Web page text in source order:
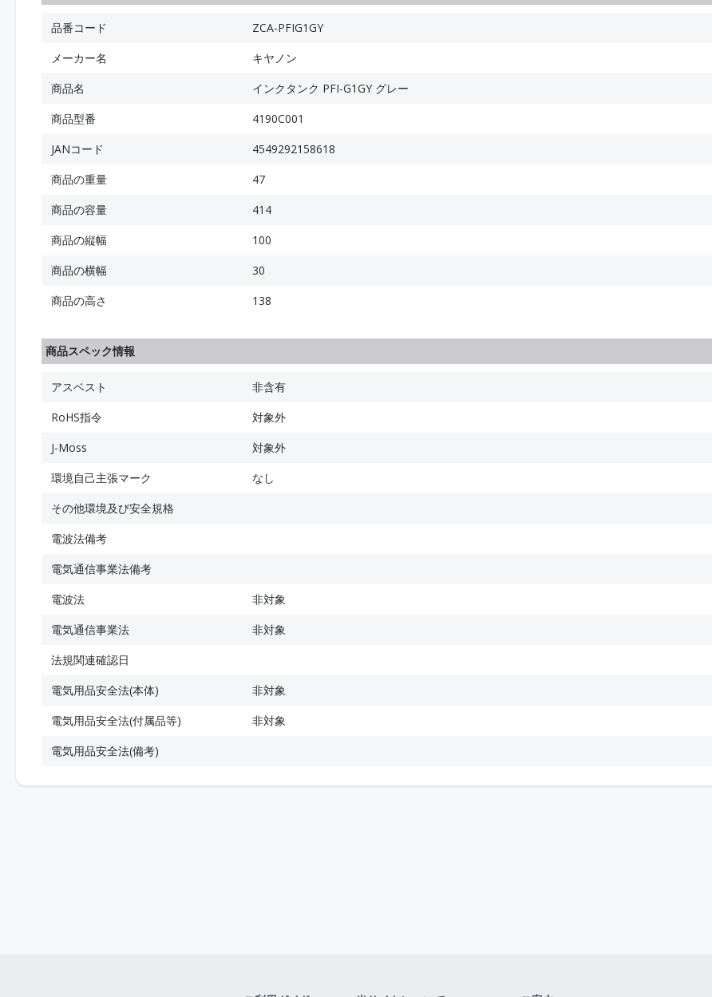
品番コード
ZCA-PFIG1GY
メーカー名
キヤノン
商品名
インクタンク PFI-G1GY グレー
商品型番
4190C001
JANコード
4549292158618
商品の重量
47
商品の容量
414
商品の縦幅
100
商品の横幅
30
商品の高さ
138
商品スペック情報
アスベスト
非含有
RoHS指令
対象外
J-Moss
対象外
環境自己主張マーク
なし
その他環境及び安全規格
電波法備考
電気通信事業法備考
電波法
非対象
電気通信事業法
非対象
法規関連確認日
電気用品安全法(本体)
非対象
電気用品安全法(付属品等)
非対象
電気用品安全法(備考)